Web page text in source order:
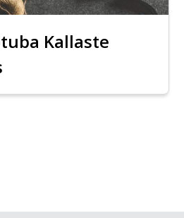
Kallaste